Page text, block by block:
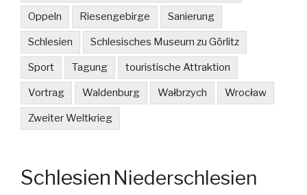
Oppeln Riesengebirge Sanierung
Schlesien Schlesisches Museum zu Görlitz
Sport Tagung touristische Attraktion
Vortrag Waldenburg Wałbrzych Wrocław
Zweiter Weltkrieg
Schlesien Niederschlesien